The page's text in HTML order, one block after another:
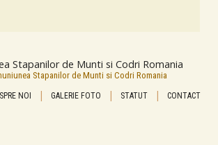
Stapanilor de Munti si Codri Romania
NOI | GALERIE FOTO | STATUT | CONTACT